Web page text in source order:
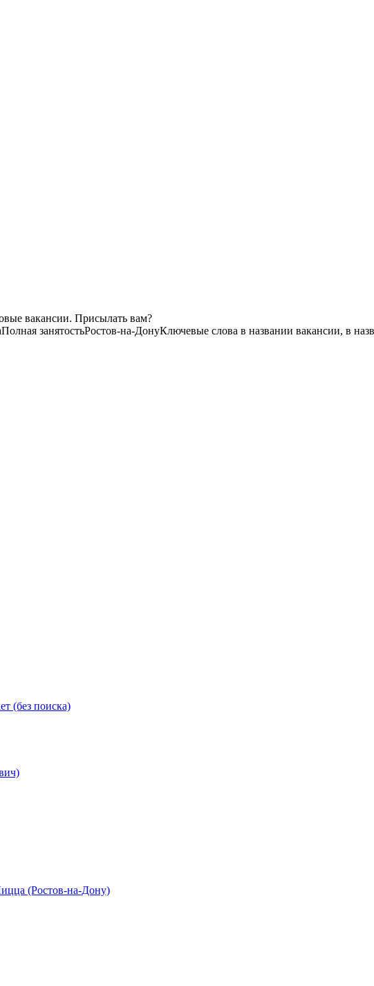
вакансии. Присылать вам?
Полная занятостьРостов-на-ДонуКлючевые слова в названии вакансии, в
(без поиска)
(Ростов-на-Дону)